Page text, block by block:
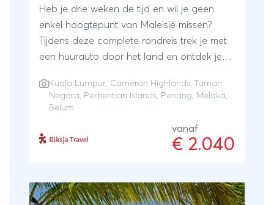
Heb je drie weken de tijd en wil je geen
enkel hoogtepunt van Maleisië missen?
Tijdens deze complete rondreis trek je met
een huurauto door het land en ontdek je
Maleisië om bekendstaat: koloniale steden,
moderne skylines, jungle, theevelden en
Melaka en bruisend Kuala Lumpur naar de
jungle van Taman Negara, de koele
het regenwoud van Belum, om uiteindelijk
te eindigen op de paradijselijke Perhentian-
Kuala Lumpur Cameron Highlands Taman
Negara
Perhentian Islands Penang , Melaka,
Belum
vanaf
€ 2.040